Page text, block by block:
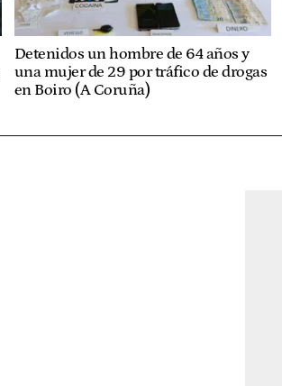
Detenidos un hombre de 64 años y
una mujer de 29 por tráfico de drogas
en Boiro (A Coruña)